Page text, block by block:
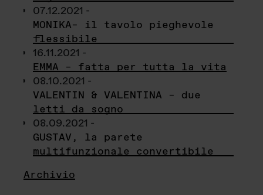
07.12.2021 -
MONIKA– il tavolo pieghevole
flessibile
16.11.2021 -
EMMA – fatta per tutta la vita
08.10.2021 -
VALENTIN & VALENTINA – due
letti da sogno
08.09.2021 -
GUSTAV, la parete
multifunzionale convertibile
Archivio